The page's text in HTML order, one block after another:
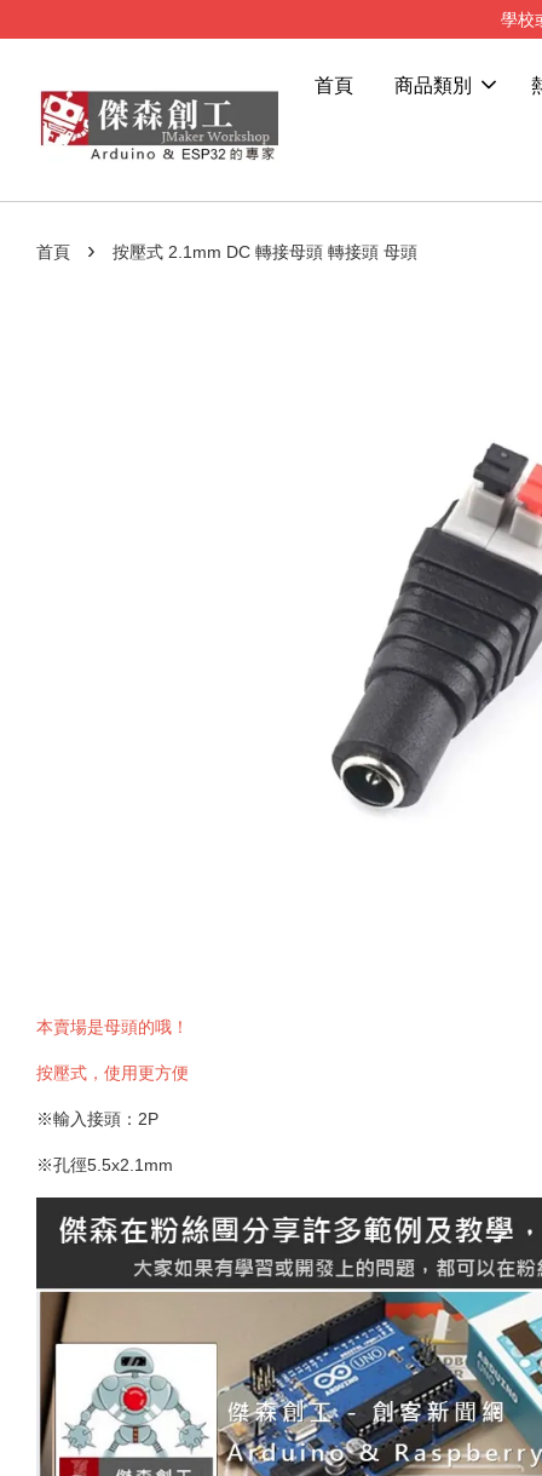
學校
首頁 商品類別
首頁 › 按壓式 2.1mm DC 轉接母頭 轉接頭 母頭
本賣場是母頭的哦！
按壓式，使用更方便
※輸入接頭：2P
※孔徑5.5x2.1mm